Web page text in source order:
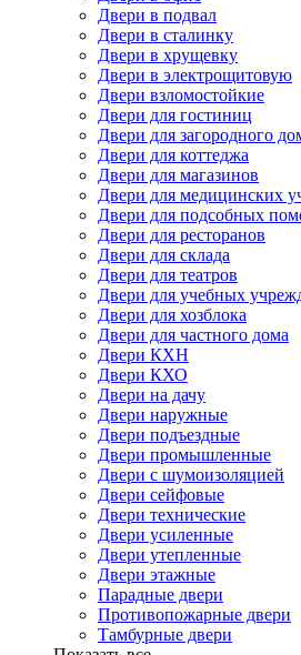
Двери в подвал
Двери в сталинку
Двери в хрущевку
Двери в электрощитовую
Двери взломостойкие
Двери для гостиниц
Двери для загородного
Двери для коттеджа
Двери для магазинов
Двери для медицинских
Двери для подсобных
Двери для ресторанов
Двери для склада
Двери для театров
Двери для учебных
Двери для хозблока
Двери для частного дома
Двери КХН
Двери КХО
Двери на дачу
Двери наружные
Двери подъездные
Двери промышленные
Двери с шумоизоляцией
Двери сейфовые
Двери технические
Двери усиленные
Двери утепленные
Двери этажные
Парадные двери
Противопожарные двери
Тамбурные двери